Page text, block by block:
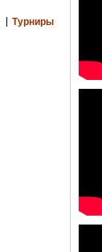
Турниры